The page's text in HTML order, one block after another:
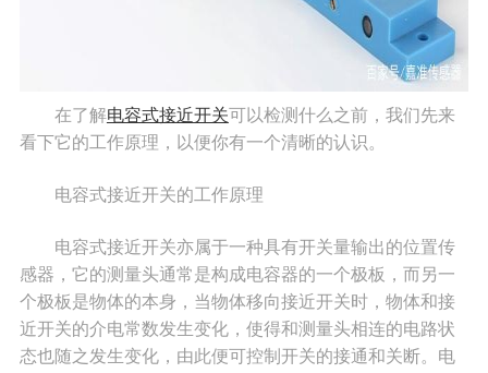
在了解电容式接近开关可以检测什么之前，我们先来
看下它的工作原理，以便你有一个清晰的认识。
电容式接近开关的工作原理
电容式接近开关亦属于一种具有开关量输出的位置传
感器，它的测量头通常是构成电容器的一个极板，而另一
个极板是物体的本身，当物体移向接近开关时，物体和接
近开关的介电常数发生变化，使得和测量头相连的电路状
态也随之发生变化，由此便可控制开关的接通和关断。电